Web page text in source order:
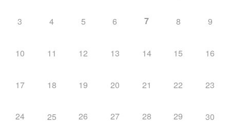
3 4 5 6 7 8 9
10 11 12 13 14 15 16
17 18 19 20 21 22 23
24 25 26 27 28 29 30